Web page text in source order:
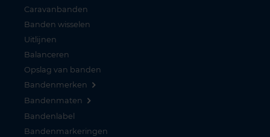
Caravanbanden
Banden wisselen
Uitlijnen
Balanceren
Opslag van banden
Bandenmerken
Bandenmaten
Bandenlabel
Bandenmarkeringen